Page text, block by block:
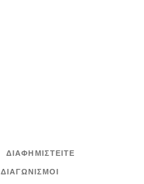
ΔΙΑΦΗΜΙΣΤΕΙΤΕ
ΔΙΑΓΩΝΙΣΜΟΙ